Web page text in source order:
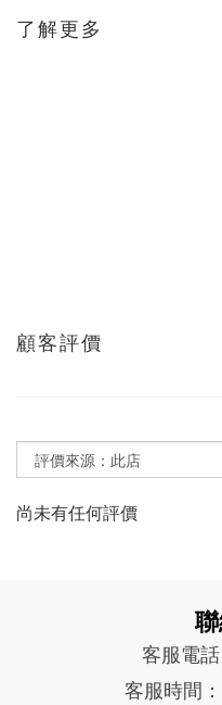
了解更多
顧客評價
尚未有任何評價
客服電
客服時間